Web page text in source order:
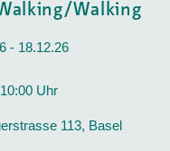
Walking
- 18.12.26
Uhr
113, Basel